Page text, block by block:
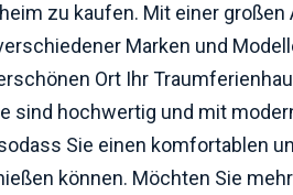
zu kaufen. Mit einer großen
Marken und
Ort Ihr
sind hochwertig und mit
Sie einen komfortablen
können. Möchten Sie